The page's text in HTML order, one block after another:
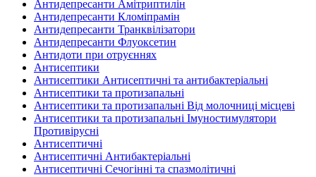
Антидепресанти Амітриптилін
Антидепресанти Кломіпрамін
Антидепресанти Транквілізатори
Антидепресанти Флуоксетин
Антидоти при отруєннях
Антисептики
Антисептики Антисептичні та антибактеріальні
Антисептики та протизапальні
Антисептики та протизапальні Від молочниці місцеві
Антисептики та протизапальні Імуностимулятори
Противірусні
Антисептичні
Антисептичні Антибактеріальні
Антисептичні Сечогінні та спазмолітичні